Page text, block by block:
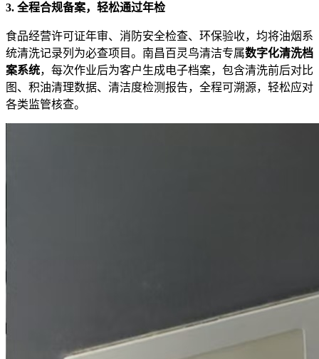
3. 全程合规备案，轻松通过年检
食品经营许可证年审、消防安全检查、环保验收，均将油烟系
统清洗记录列为必查项目。南昌百灵鸟清洁专属数字化清洗档
案系统，每次作业后为客户生成电子档案，包含清洗前后对比
图、积油清理数据、清洁度检测报告，全程可溯源，轻松应对
各类监管核查。